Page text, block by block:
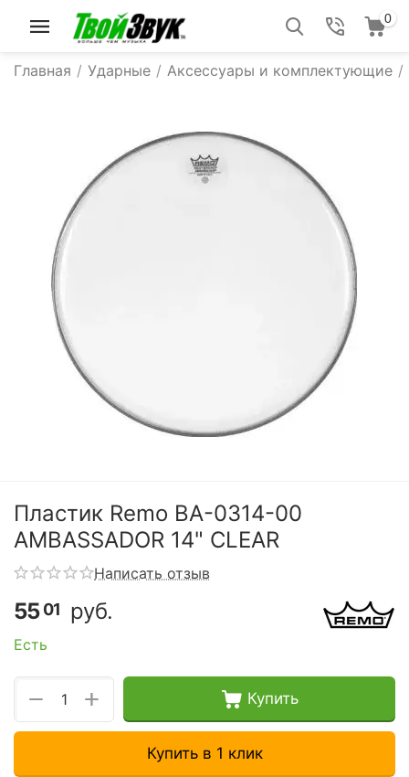
0
Главная / Ударные / Аксессуары и комплектующие /
Пластик Remo BA-0314-00
AMBASSADOR 14" CLEAR
Написать отзыв
5501 руб.
Есть
+
− Купить
Купить в 1 клик